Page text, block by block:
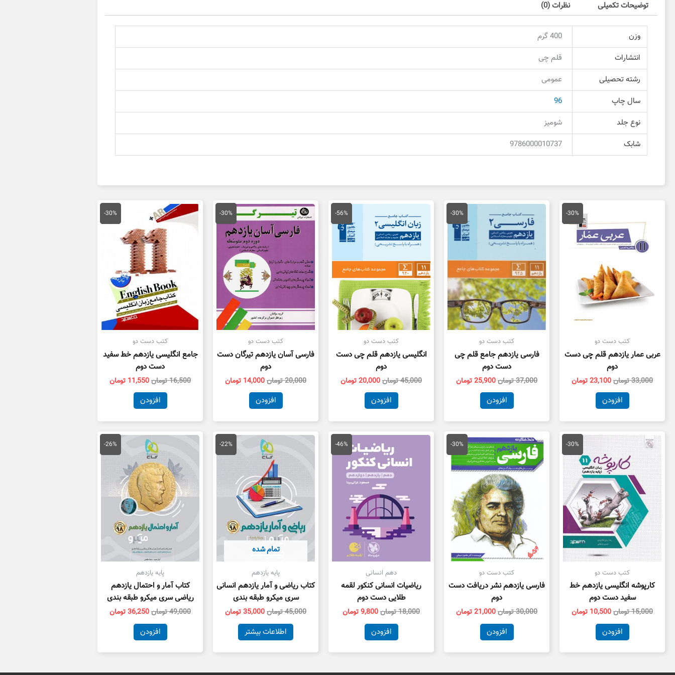
توضیحات تکمیلی نظرات (0)
وزن
400 گرم
انتشارات
قلم چی
رشته تحصیلی
عمومی
سال چاپ
96
نوع جلد
شومیز
شابک
9786000010737
-30%
کتب دست دو
عربی عمار یازدهم قلم چی دست
دوم
33,000تومان
33,000 تومان
بود.
23,100تومان
قیمت
فعلی
23,100 تومان
افزودن
-30%
کتب دست دو
فارسی یازدهم جامع قلم چی
دست دوم
37,000تومان
قیمت
اصلی
37,000 تومان
بود.
25,900تومان
قیمت
فعلی
25,900 تومان
است.
افزودن
-56%
کتب دست دو
انگلیسی یازدهم قلم چی دست
دوم
45,000تومان
قیمت
45,000 تومان
بود.
20,000تومان
قیمت
فعلی
20,000 تومان
است.
افزودن
-30%
کتب دست دو
فارسی آسان یازدهم تیرگان دست
دوم
20,000تومان
قیمت
اصلی
20,000 تومان
بود.
14,000 تومان
قیمت
فعلی
افزودن
-30%
کتب دست دو
جامع انگلیسی یازدهم خط سفید
دست دوم
16,500تومان
16,500 تومان
بود.
11,550 تومان
قیمت
فعلی
افزودن
-30%
کتب دست دو
کارپوشه انگلیسی یازدهم خط
سفید دست دوم
15,000تومان
قیمت
اصلی
15,000 تومان
بود.
10,500 تومان
قیمت
فعلی
10,500 تومان
است.
افزودن
-30%
کتب دست دو
فارسی یازدهم نشر دریافت دست
دوم
30,000تومان
قیمت
اصلی
30,000 تومان
بود.
21,000تومان
قیمت
فعلی
است.
افزودن
-46%
دهم انسانی
ریاضیات انسانی کنکور لقمه
طلایی دست دوم
18,000تومان
قیمت
اصلی
18,000 تومان
بود.
9,800تومان
قیمت
فعلی
افزودن
-22%
تمام شده
پایه یازدهم
کتاب ریاضی و آمار یازدهم انسانی
سری میکرو طبقه بندی
45,000تومان
قیمت
اصلی
45,000 تومان
بود.
35,000تومان
قیمت
فعلی
اطلاعات بیشتر
-26%
پایه یازدهم
کتاب آمار و احتمال یازدهم
ریاضی سری میکرو طبقه بندی
49,000تومان
قیمت
اصلی
49,000 تومان
بود.
36,250تومان
قیمت
فعلی
افزودن